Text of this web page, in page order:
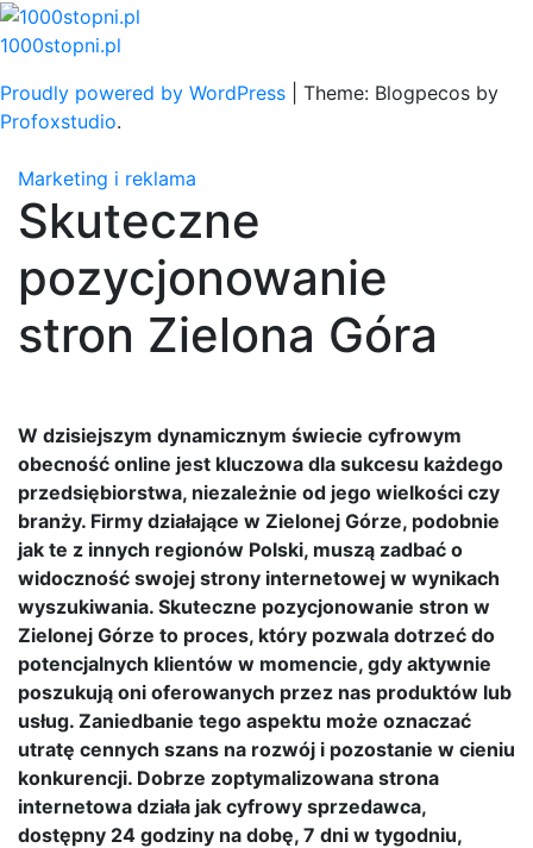
Skip
to
1000stopni.pl
Proudly powered by WordPress
Theme: Blogpecos by
Profoxstudio.
Marketing i reklama
Skuteczne
pozycjonowanie
stron Zielona Góra
W dzisiejszym dynamicznym świecie cyfrowym
obecność online jest kluczowa dla sukcesu każdego
przedsiębiorstwa, niezależnie od jego wielkości czy
branży. Firmy działające w Zielonej Górze, podobnie
jak te z innych regionów Polski, muszą zadbać o
widoczność swojej strony internetowej w wynikach
wyszukiwania. Skuteczne pozycjonowanie stron w
Zielonej Górze to proces, który pozwala dotrzeć do
potencjalnych klientów w momencie, gdy aktywnie
poszukują oni oferowanych przez nas produktów lub
usług. Zaniedbanie tego aspektu może oznaczać
utratę cennych szans na rozwój i pozostanie w cieniu
konkurencji. Dobrze zoptymalizowana strona
internetowa działa jak cyfrowy sprzedawca,
dostępny 24 godziny na dobę, 7 dni w tygodniu,